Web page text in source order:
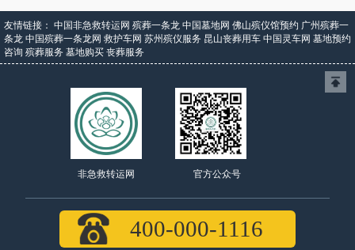
友情链接： 中国非急救转运网 殡葬一条龙 中国墓地网 佛山殡仪馆预约 广州殡葬一
条龙 中国殡葬一条龙网 救护车网 苏州殡仪服务 昆山丧葬用车 中国灵车网 墓地预约
咨询 殡葬服务 墓地购买 丧葬服务
非急救转运网 官方公众号
400-000-1116